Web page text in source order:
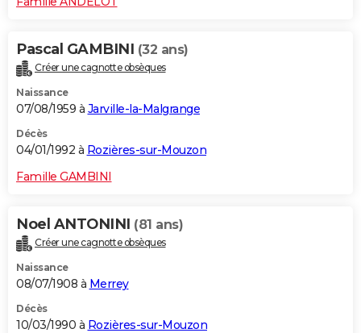
Pascal GAMBINI (32 ans)
Créer une cagnotte obsèques
Naissance
07/08/1959 à Jarville-la-Malgrange
Décès
04/01/1992 à Rozières-sur-Mouzon
Famille GAMBINI
Noel ANTONINI (81 ans)
Créer une cagnotte obsèques
Naissance
08/07/1908 à Merrey
Décès
10/03/1990 à Rozières-sur-Mouzon